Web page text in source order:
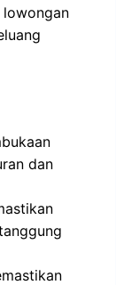
lowongan
dan